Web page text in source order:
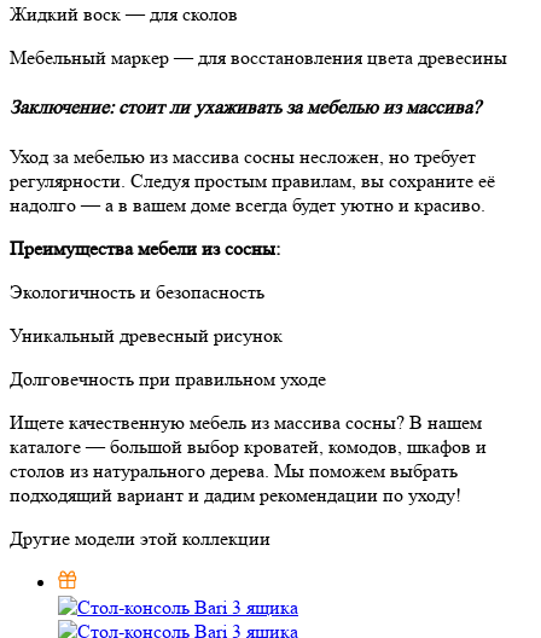
Жидкий воск — для сколов
Мебельный маркер — для восстановления цвета древесины
Заключение: стоит ли ухаживать за мебелью из массива?
Уход за мебелью из массива сосны несложен, но требует
регулярности. Следуя простым правилам, вы сохраните её
надолго — а в вашем доме всегда будет уютно и красиво.
Преимущества мебели из сосны:
Экологичность и безопасность
Уникальный древесный рисунок
Долговечность при правильном уходе
Ищете качественную мебель из массива сосны? В нашем
каталоге — большой выбор кроватей, комодов, шкафов и
столов из натурального дерева. Мы поможем выбрать
подходящий вариант и дадим рекомендации по уходу!
Другие модели этой коллекции